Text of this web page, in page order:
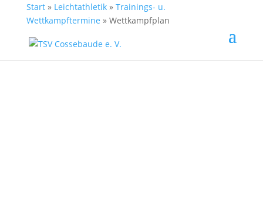
Start» Leichtathletik» Trainings- u.
Wettkampftermine » Wettkampfplan